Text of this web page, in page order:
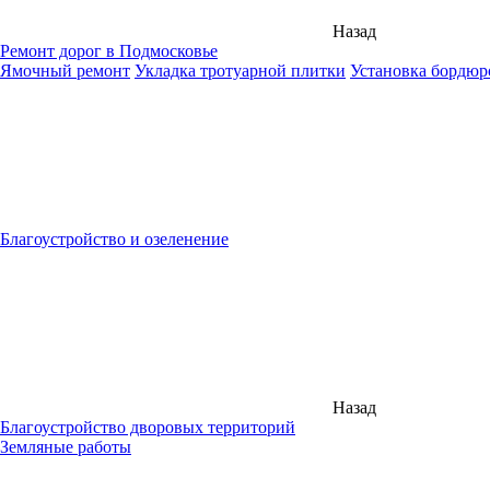
Назад
Ремонт дорог в Подмосковье
Ямочный ремонт Укладка тротуарной плитки Установка
Благоустройство и озеленение
Назад
Благоустройство дворовых территорий
Земляные работы